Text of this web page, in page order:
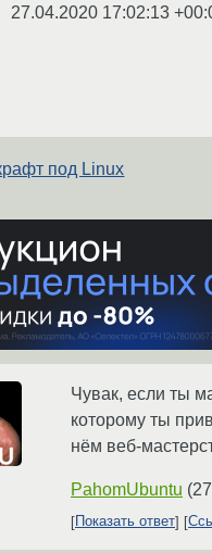
27.04.2020 17:02:13
под Linux
Чувак, если ты
которому ты
нём веб-
PahomUbuntu (
Показать ответ